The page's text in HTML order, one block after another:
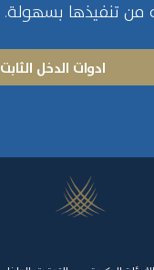
من تنفيذها بسهولة.
ادوات الدخل الثابت